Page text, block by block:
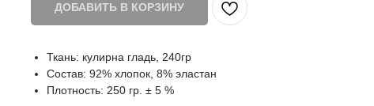
ДОБАВИТЬ В КОРЗИНУ
Ткань: кулирна гладь, 240гр
Состав: 92% хлопок, 8% эластан
Плотность: 250 гр. ± 5 %